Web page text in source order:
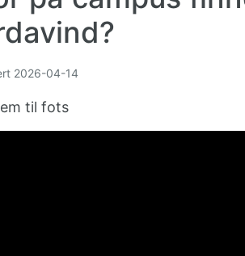
2026-04-14
til fots